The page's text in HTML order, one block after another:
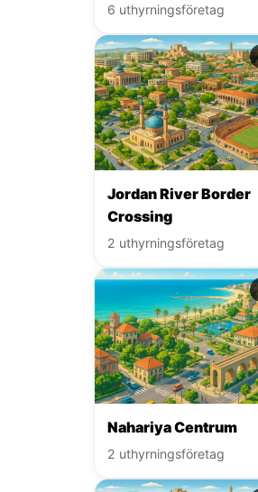
6 uthyrningsföretag
Jordan River Border
Crossing
2 uthyrningsföretag
Nahariya Centrum
2 uthyrningsföretag